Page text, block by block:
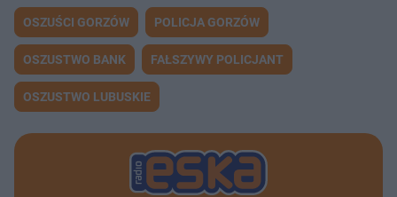
OSZUŚCI GORZÓW POLICJA GORZÓW
OSZUSTWO BANK FAŁSZYWY POLICJANT
OSZUSTWO LUBUSKIE